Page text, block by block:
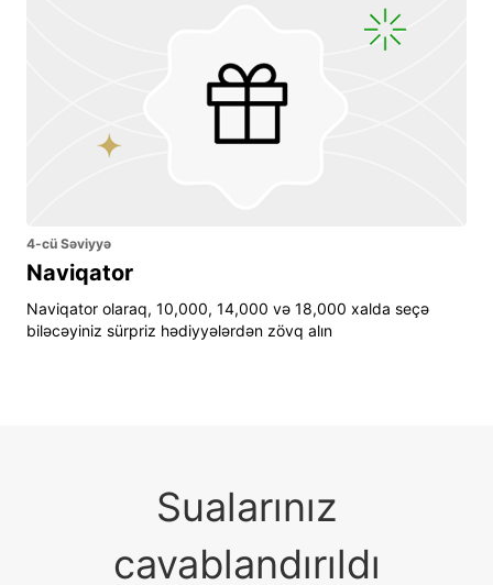
4-cü Səviyyə
Naviqator
Naviqator olaraq, 10,000, 14,000 və 18,000 xalda seçə
biləcəyiniz sürpriz hədiyyələrdən zövq alın
Sualarınız
cavablandırıldı